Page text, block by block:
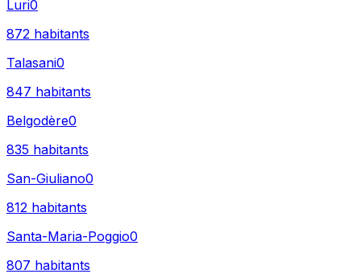
Luri0
872 habitants
Talasani0
847 habitants
Belgodère0
835 habitants
San-Giuliano0
812 habitants
Santa-Maria-Poggio0
807 habitants